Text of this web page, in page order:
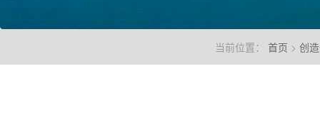
当前位置： 首页 > 创